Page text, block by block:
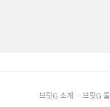
브릿G 소개 · 브릿G